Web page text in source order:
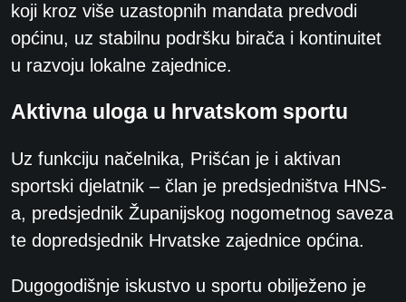
koji kroz više uzastopnih mandata predvodi
općinu, uz stabilnu podršku birača i kontinuitet
u razvoju lokalne zajednice.
Aktivna uloga u hrvatskom sportu
Uz funkciju načelnika, Prišćan je i aktivan
sportski djelatnik – član je predsjedništva HNS-
a, predsjednik Županijskog nogometnog saveza
te dopredsjednik Hrvatske zajednice općina.
Dugogodišnje iskustvo u sportu obilježeno je